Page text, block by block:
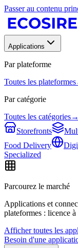
Passer au contenu
Applications
Par plateforme
Toutes les plateformes
Par catégorie
Toutes les catégories→
Storefronts
Food Delivery
Specialized
Parcourez le marché
Applications et
plateformes : licence
Afficher toutes les
Besoin d'une